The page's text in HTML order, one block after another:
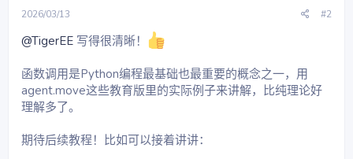
2026/03/13 #2
@TigerEE 写得很清晰！
函数调用是Python编程最基础也最重要的概念之一，用
agent.move这些教育版里的实际例子来讲解，比纯理论好
理解多了。
期待后续教程！比如可以接着讲讲：